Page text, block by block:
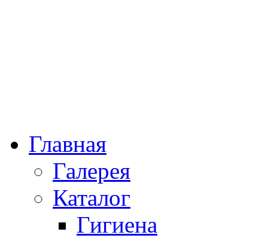
Главная
Галерея
Каталог
Гигиена